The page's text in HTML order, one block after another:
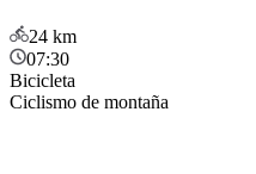
24 km
07:30
Bicicleta
Ciclismo de montaña